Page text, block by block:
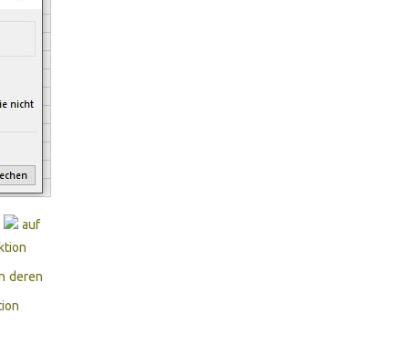
auf
deren